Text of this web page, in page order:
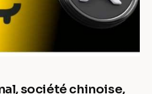
société chinoise,